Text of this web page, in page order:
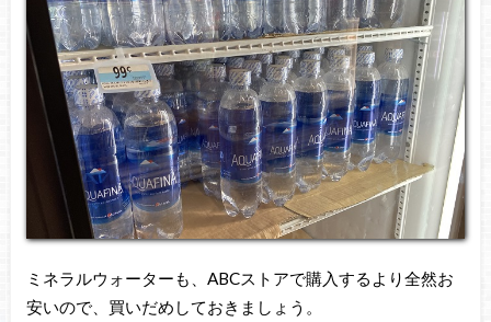
ミネラルウォーターも、ABCストアで購入するより全然お
安いので、買いだめしておきましょう。